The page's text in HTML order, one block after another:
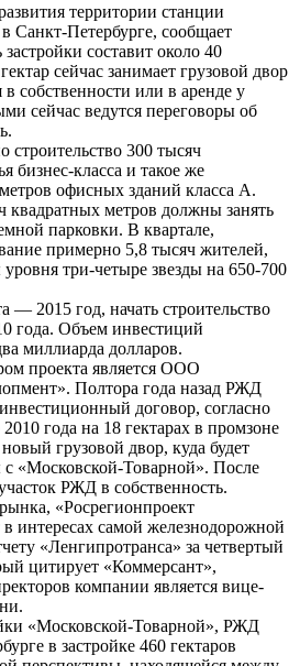
территории станции
Санкт-Петербурге, сообщает
составит около 40
сейчас занимает грузовой двор
собственности или в аренде у
сейчас ведутся переговоры об
строительство 300 тысяч
бизнес-класса и такое же
офисных зданий класса А.
метров должны занять
парковки. В квартале,
примерно 5,8 тысяч жителей,
три-четыре звезды на 650-700
— 2015 год, начать строительство
года. Объем инвестиций
миллиарда долларов.
проекта является ООО
Полтора года назад РЖД
договор, согласно
года на 18 гектарах в промзоне
грузовой двор, куда будет
с «Московской-Товарной». После
РЖД в собственность.
«Росрегионпроект
в интересах самой железнодорожной
«Ленгипротранса» за четвертый
цитирует «Коммерсант»,
компании является вице-
«Московской-Товарной», РЖД
в застройке 460 гектаров